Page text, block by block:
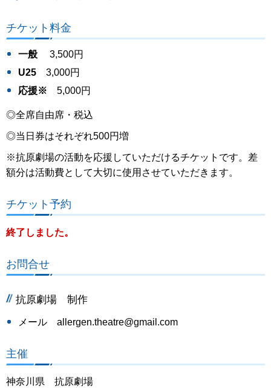
チケット料金
一般 3,500円
U25 3,000円
応援※ 5,000円
◎全席自由席・税込
◎当日券はそれぞれ500円増
※抗原劇場の活動を応援していただけるチケットです。差
額分は活動費として大切に使用させていただきます。
チケット予約
終了しました。
お問合せ
抗原劇場 制作
メール allergen.theatre@gmail.com
主催
神奈川県 抗原劇場